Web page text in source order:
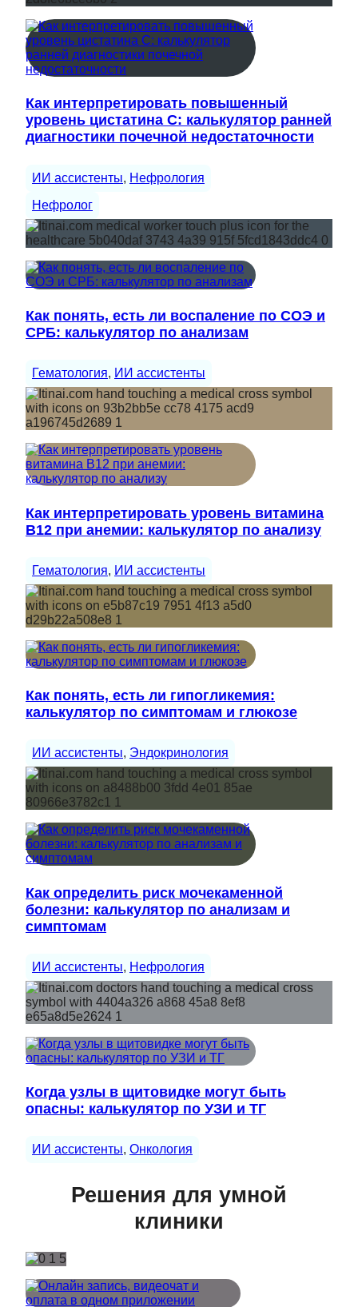
Как интерпретировать повышенный
уровень цистатина С: калькулятор ранней
диагностики почечной недостаточности
ИИ ассистенты, Нефрология
Нефролог
Как понять, есть ли воспаление по СОЭ и
СРБ: калькулятор по анализам
Гематология, ИИ ассистенты
Как интерпретировать уровень витамина
B12 при анемии: калькулятор по анализу
Гематология, ИИ ассистенты
Как понять, есть ли гипогликемия:
калькулятор по симптомам и глюкозе
ИИ ассистенты, Эндокринология
Как определить риск мочекаменной
болезни: калькулятор по анализам и
симптомам
ИИ ассистенты, Нефрология
Когда узлы в щитовидке могут быть
опасны: калькулятор по УЗИ и ТГ
ИИ ассистенты, Онкология
Решения для умной
клиники